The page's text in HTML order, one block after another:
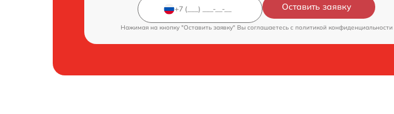
Оставить заявку
Нажимая на кнопку "Оставить заявку" Вы соглашаетесь c политикой конфиденциальности